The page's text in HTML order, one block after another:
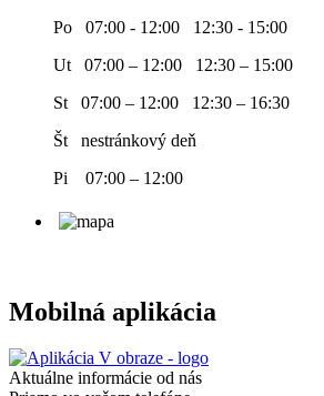
Po 07:00 - 12:00 12:30 - 15:00
Ut 07:00 – 12:00 12:30 – 15:00
St 07:00 – 12:00 12:30 – 16:30
Št nestránkový deň
Pi 07:00 – 12:00
Mobilná aplikácia
Aktuálne informácie od nás